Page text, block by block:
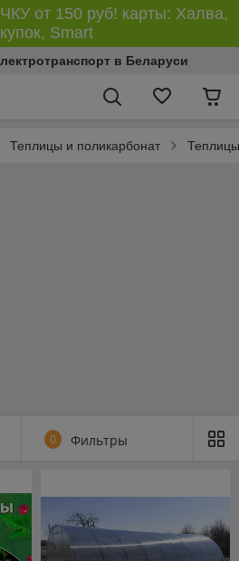
от 150 руб! карты: Халва,
Smart
в Беларуси
Теплицы и поликарбонат Теплицы
0 Фильтры